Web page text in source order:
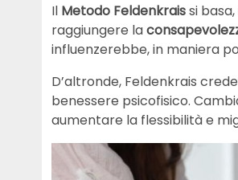
Il Metodo Feldenkraissi
raggiungere la
influenzerebbe, in maniera
D’altronde, Feldenkrais
benessere psicofisico.
aumentare la flessibilità e